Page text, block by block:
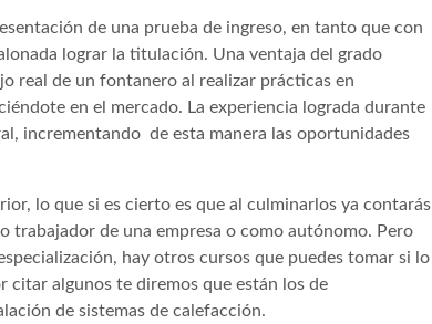
de una prueba de ingreso, en tanto que con
lograr la titulación. Una ventaja del grado
real de un fontanero al realizar prácticas en
en el mercado. La experiencia lograda durante
incrementando de esta manera las oportunidades
lo que si es cierto es que al culminarlos ya contarás
trabajador de una empresa o como autónomo. Pero
hay otros cursos que puedes tomar si lo
citar algunos te diremos que están los de
de sistemas de calefacción.